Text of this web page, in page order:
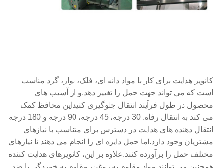
کانویر هدایت برای کار با مواد دانه ای، فلک، نوار، گرد مناسب
است که می تواند جهت حمل را تغییر دهد.و از آسیب های
محصول در طول فرآیند انتقال جلوگیری کنیداین محافظ کمک
می کند به انتقال رفاه. 30 درجه، 45 درجه، 90 درجه و 180 درجه
انتقال دهنده های هدایت در دسترس برای متناسب با نیازهای
مشتریان وجود دارد.اما حمل دایره ای را انجام می دهند تا نیازهای
مختلف حمل را برآورده کنند.علاوه بر این، کانویرهای هدایت کننده